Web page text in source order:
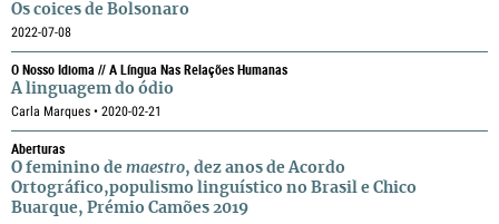
Os coices de Bolsonaro
2022-07-08
O Nosso Idioma // A Língua Nas Relações Humanas
A linguagem do ódio
Carla Marques • 2020-02-21
Aberturas
O feminino de maestro, dez anos de Acordo
Ortográfico,populismo linguístico no Brasil e Chico
Buarque, Prémio Camões 2019